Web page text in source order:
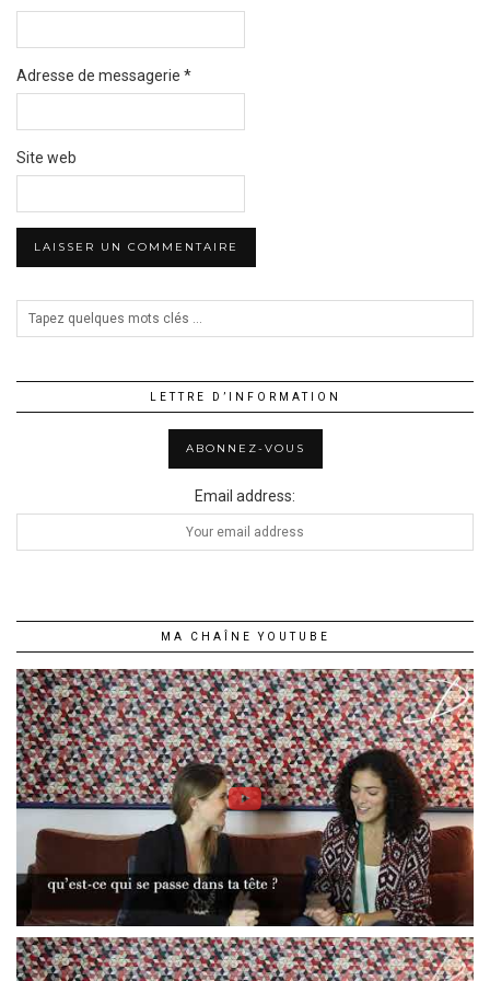
Adresse de messagerie *
Site web
LETTRE D’INFORMATION
Email address:
MA CHAÎNE YOUTUBE